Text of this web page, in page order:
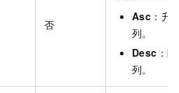
否
Asc ：升
列。
Desc ：
列。